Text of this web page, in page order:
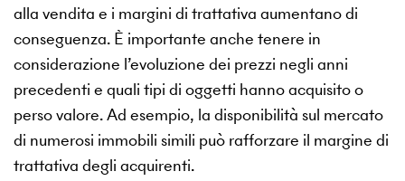
alla vendita e i margini di trattativa aumentano di
conseguenza. È importante anche tenere in
considerazione l’evoluzione dei prezzi negli anni
precedenti e quali tipi di oggetti hanno acquisito o
perso valore. Ad esempio, la disponibilità sul mercato
di numerosi immobili simili può rafforzare il margine di
trattativa degli acquirenti.